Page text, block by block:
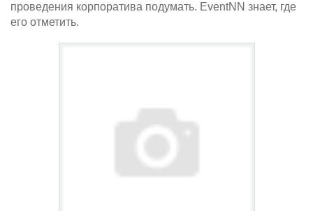
проведения корпоратива подумать. EventNN знает, где
его отметить.